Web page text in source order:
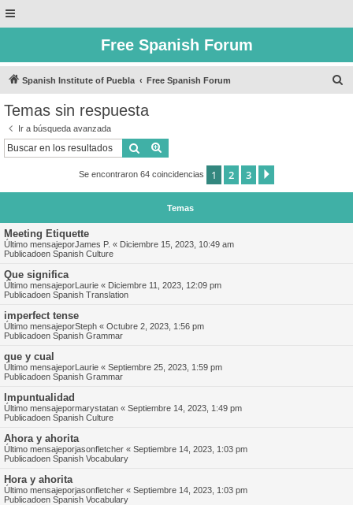
Free Spanish Forum
Spanish Institute of Puebla Free Spanish Forum
Temas sin respuesta
Ir a búsqueda avanzada
Buscar
Se encontraron 64 coincidencias 1 2 3
Temas
Meeting Etiquette
Último mensajeporJames P. « Diciembre 15, 2023, 10:49 am
Publicadoen Spanish Culture
Que significa
Último mensajeporLaurie « Diciembre 11, 2023, 12:09 pm
Publicadoen Spanish Translation
imperfect tense
Último mensajeporSteph « Octubre 2, 2023, 1:56 pm
Publicadoen Spanish Grammar
que y cual
Último mensajeporLaurie « Septiembre 25, 2023, 1:59 pm
Publicadoen Spanish Grammar
Impuntualidad
Último mensajepormarystatan « Septiembre 14, 2023, 1:49 pm
Publicadoen Spanish Culture
Ahora y ahorita
Último mensajeporjasonfletcher « Septiembre 14, 2023, 1:03 pm
Publicadoen Spanish Vocabulary
Hora y ahorita
Último mensajeporjasonfletcher « Septiembre 14, 2023, 1:03 pm
Publicadoen Spanish Vocabulary